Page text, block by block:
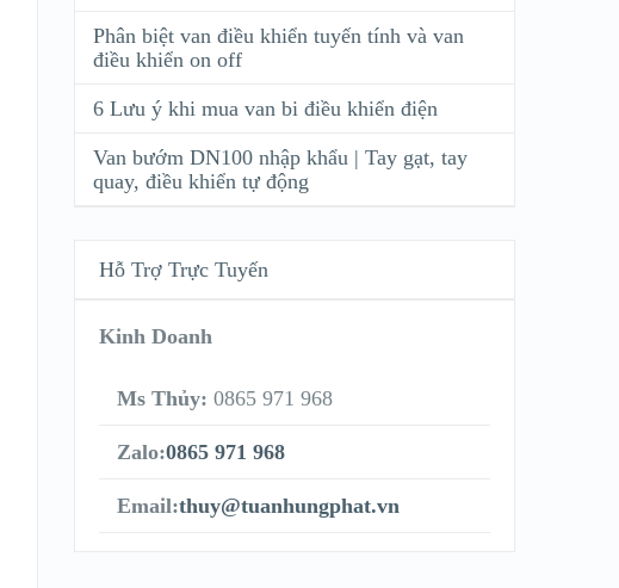
Phân biệt van điều khiển tuyến tính và van
điều khiển on off
6 Lưu ý khi mua van bi điều khiển điện
Van bướm DN100 nhập khẩu | Tay gạt, tay
quay, điều khiển tự động
Hỗ Trợ Trực Tuyến
Kinh Doanh
Ms Thủy: 0865 971 968
Zalo:0865 971 968
Email:thuy@tuanhungphat.vn